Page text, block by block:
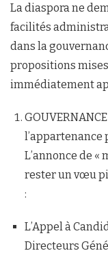
La diaspora ne
facilités
dans la
propositions
immédiatement
l’appartenance
L’annonce de
rester un vœu
:
L’Appel à
Directeurs